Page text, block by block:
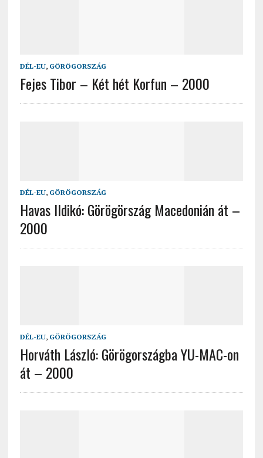
DÉL-EU, GÖRÖGORSZÁG
Fejes Tibor – Két hét Korfun – 2000
DÉL-EU, GÖRÖGORSZÁG
Havas Ildikó: Görögörszág Macedonián át –
2000
DÉL-EU, GÖRÖGORSZÁG
Horváth László: Görögországba YU-MAC-on
át – 2000